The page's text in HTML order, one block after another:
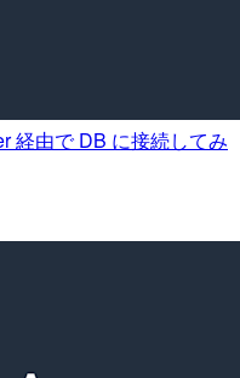
経由で DB に接続してみ